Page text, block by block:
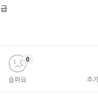
슬퍼요
0
추